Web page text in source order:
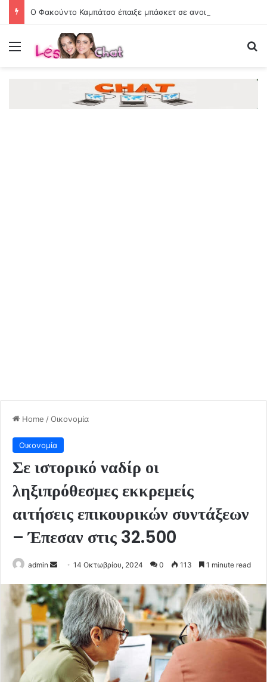
Menu
Home /Οικονομία
Οικονομία
Σε ιστορικό ναδίρ οι
ληξιπρόθεσμες εκκρεμείς
αιτήσεις επικουρικών συντάξεων
– Έπεσαν στις 32.500
admin
Send
email
14 Οκτωβρίου, 2024 0 113 1 minute read